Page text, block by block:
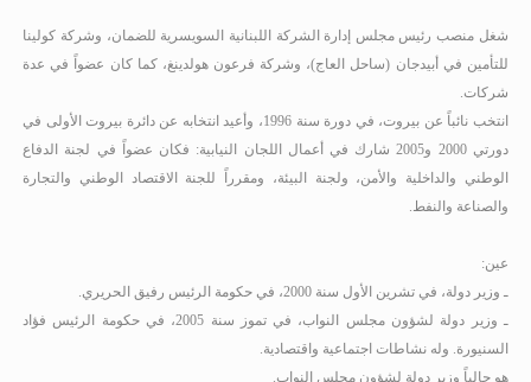
شغل منصب رئيس مجلس إدارة الشركة اللبنانية السويسرية للضمان، وشركة كولينا
للتأمين في أبيدجان (ساحل العاج)، وشركة فرعون هولدينغ، كما كان عضواً في عدة
شركات.
انتخب نائباً عن بيروت، في دورة سنة 1996، وأعيد انتخابه عن دائرة بيروت الأولى في
دورتي 2000 و2005
شارك في أعمال اللجان النيابية: فكان عضواً في لجنة الدفاع
الوطني والداخلية والأمن، ولجنة البيئة، ومقرراً للجنة الاقتصاد الوطني والتجارة
والصناعة والنفط.
عين:
ـ وزير دولة، في تشرين الأول سنة 2000، في حكومة الرئيس رفيق الحريري.
ـ وزير دولة لشؤون مجلس النواب، في تموز سنة 2005، في حكومة الرئيس فؤاد
السنيورة. وله نشاطات اجتماعية واقتصادية.
هو حالياً وزير دولة لشؤون مجلس النواب.